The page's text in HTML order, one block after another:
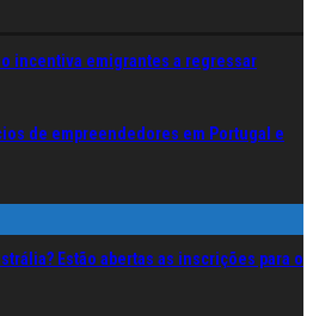
incentiva emigrantes a regressar
de empreendedores em Portugal e
Estão abertas as inscrições para o